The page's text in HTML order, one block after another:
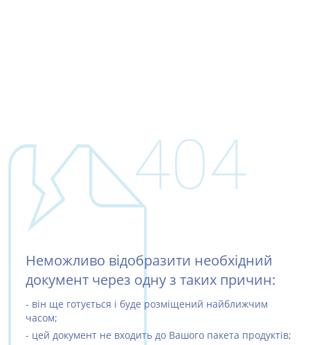
404
Неможливо відобразити необхідний
документ через одну з таких причин:
- він ще готується і буде розміщений найближчим
часом;
- цей документ не входить до Вашого пакета продуктів;